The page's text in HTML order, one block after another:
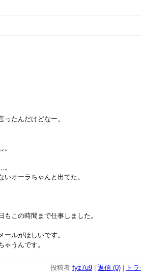
たんだけどなー。
オーラちゃんと出てた。
この時間まで仕事しました。
ルがほしいです。
うんです。
投稿者 fyz7u9 返信 (0) ト